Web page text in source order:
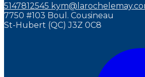
5147812545
7750 #103 Boul. Cousineau
St-Hubert (QC) J3Z 0C8